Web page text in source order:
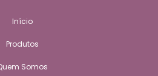
Início
Produtos
Somos